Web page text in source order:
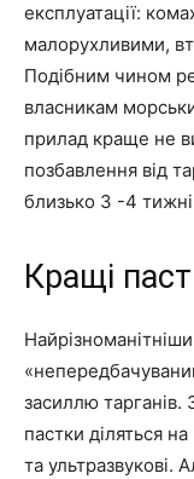
експлуатації:
малорухливими,
Подібним чином
власникам
прилад краще не
позбавлення від
близько 3 -4
Кращі
засиллю тарганів.
пастки діляться
та ультразвукові.